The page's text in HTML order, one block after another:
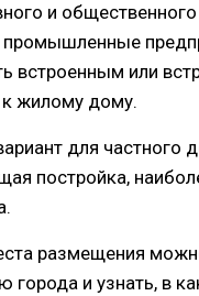
и
встроенным или
жилому дому.
для частного
постройка,
размещения
города и узнать, в